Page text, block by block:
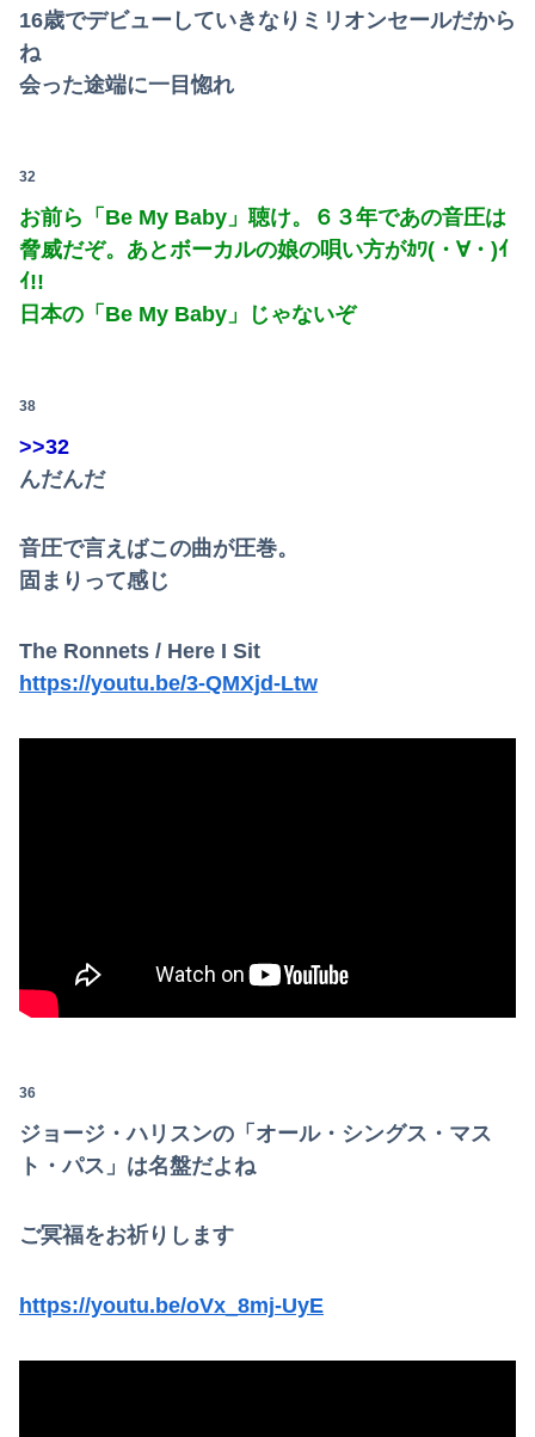
Powered by livedoor 相互RSS
16歳でデビューしていきなりミリオンセールだから
ね
会った途端に一目惚れ
32
お前ら「Be My Baby」聴け。６３年であの音圧は
脅威だぞ。あとボーカルの娘の唄い方がｶﾜ(・∀・)ｲ
ｲ!!
日本の「Be My Baby」じゃないぞ
38
>>32
んだんだ
音圧で言えばこの曲が圧巻。
固まりって感じ
The Ronnets / Here I Sit
https://youtu.be/3-QMXjd-Ltw
36
ジョージ・ハリスンの「オール・シングス・マス
ト・パス」は名盤だよね
ご冥福をお祈りします
https://youtu.be/oVx_8mj-UyE